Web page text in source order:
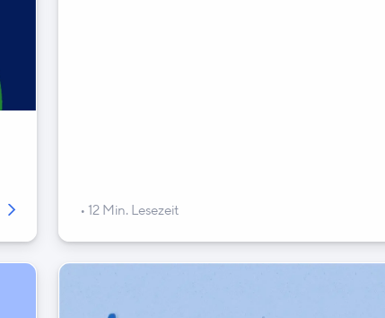
12 Min. Lesezeit